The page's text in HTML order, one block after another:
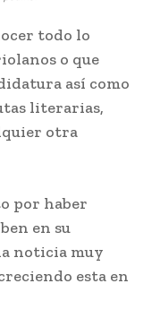
todo lo
o que
así como
literarias,
otra
por haber
en su
noticia muy
esta en